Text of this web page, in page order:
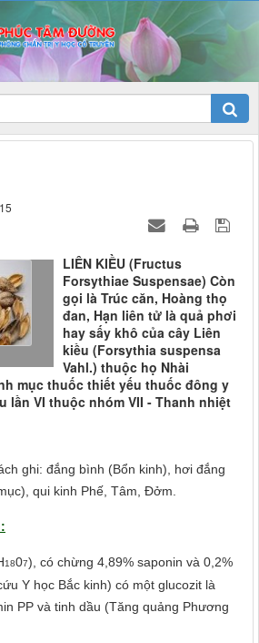
LIÊN KIỀU (Fructus
Forsythiae Suspensae) Còn
gọi là Trúc căn, Hoàng thọ
đan, Hạn liên tử là quả phơi
hay sấy khô của cây Liên
kiều (Forsythia suspensa
Vahl.) thuộc họ Nhài
mục thuốc thiết yếu thuốc đông y
lần VI thuộc nhóm VII - Thanh nhiệt
ghi: đắng bình (Bổn kinh), hơi đắng
qui kinh Phế, Tâm, Đởm.
1807), có chừng 4,89% saponin và 0,2%
Y học Bắc kinh) có một glucozit là
PP và tinh dầu (Tăng quảng Phương